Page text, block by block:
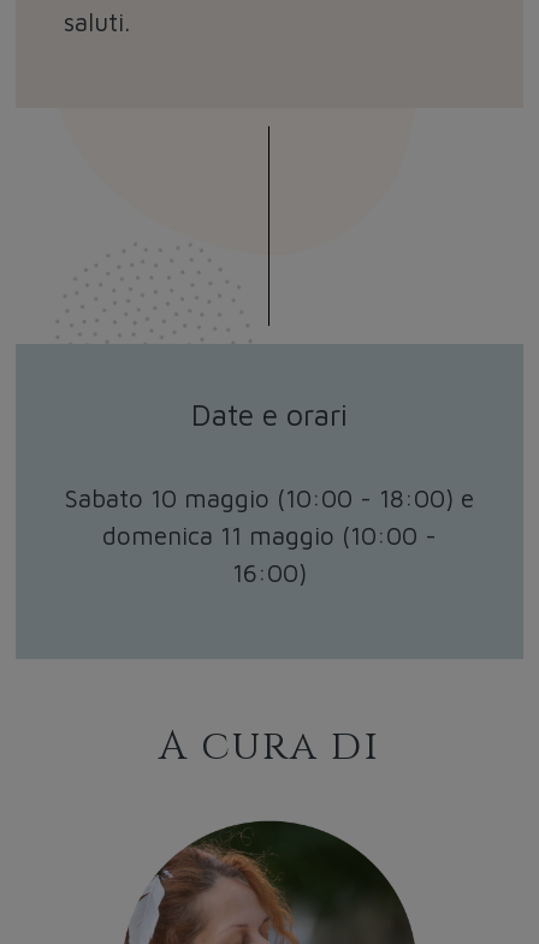
saluti.
Date e orari
Sabato 10 maggio (10:00 - 18:00) e
domenica 11 maggio (10:00 -
16:00)
A cura di